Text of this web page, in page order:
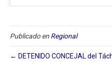
Publicado en Regional
← DETENIDO CONCEJAL del